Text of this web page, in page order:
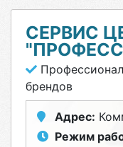
СЕРВИС
брендов
Адрес:
Режим